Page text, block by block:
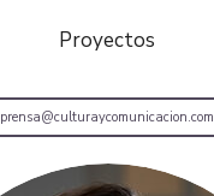
Proyectos
prensa@culturaycomunicacion.com